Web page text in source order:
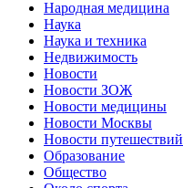
Народная медицина
Наука
Наука и техника
Недвижимость
Новости
Новости ЗОЖ
Новости медицины
Новости Москвы
Новости путешествий
Образование
Общество